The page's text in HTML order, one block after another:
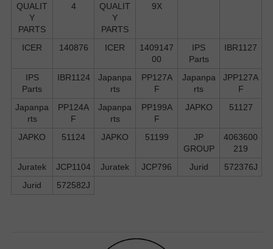
QUALIT
Y
PARTS
4
QUALIT
Y
PARTS
9X
ICER 140876 ICER
1409147
00
IPS
Parts
IBR1127
IPS
Parts
IBR1124
Japanpa
rts
PP127A
F
Japanpa
rts
JPP127A
F
Japanpa
rts
PP124A
F
Japanpa
rts
PP199A
F
JAPKO 51127
JAPKO 51124 JAPKO 51199
JP
GROUP
4063600
219
Juratek
JCP1104 Juratek JCP796 Jurid
572376J
Jurid
572582J